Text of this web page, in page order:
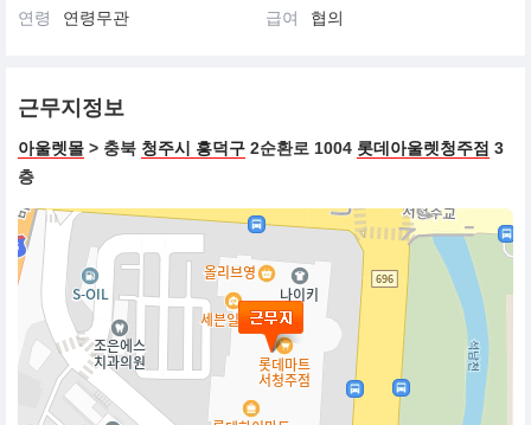
연령
연령무관 급여 협의
근무지정보
아울렛몰 > 충북 청주시 흥덕구 2순환로 1004 롯데아울렛청주점 3
층